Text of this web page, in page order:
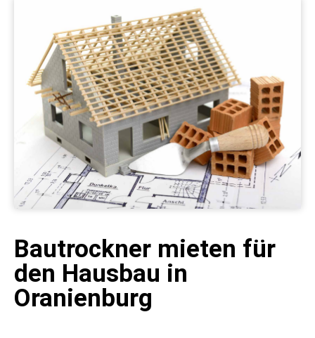
Bautrockner mieten für
den Hausbau in
Oranienburg